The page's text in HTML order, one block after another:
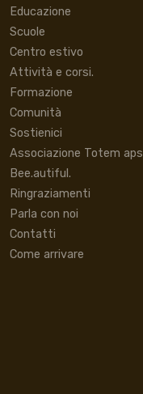
Educazione
Scuole
Centro estivo
Attività e corsi.
Formazione
Comunità
Sostienici
Associazione Totem aps
Bee.autiful.
Ringraziamenti
Parla con noi
Contatti
Come arrivare